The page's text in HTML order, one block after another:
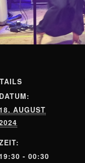
DATUM:
18. AUGUST
19:30 - 00:30